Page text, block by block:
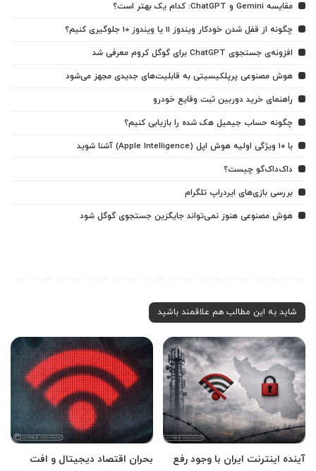
مقایسه Gemini و ChatGPT: کدام یک بهتر است؟
چگونه از قفل شدن خودکار ویندوز 11 یا ویندوز 10 جلوگیری کنیم؟
افزونه‌ی جستجوی ChatGPT برای گوگل کروم معرفی شد
هوش مصنوعی پرپلکیسیتی به قابلیت‌های جدیدی مجهز می‌شود
راهنمای خرید دوربین ثبت وقایع خودرو
چگونه حساب جیمیل هک شده را بازیابی کنیم؟
با ۱۰ ویژگی اولیه هوش اپل (Apple Intelligence) آشنا شوید
داک‌داک‌گو چیست؟
بررسی بازی‌های ایردراپ تلگرام
هوش مصنوعی هنوز نمی‌تواند جایگزین جستجوی گوگل شود
شاید به این مطالب هم علاقمند باشید
آینده اینترنت ایران با وجود رفع
بحران اقتصاد دیجیتال و افت